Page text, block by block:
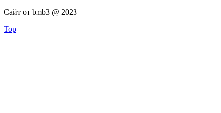
Сайт от bmb3 @ 2023
Top